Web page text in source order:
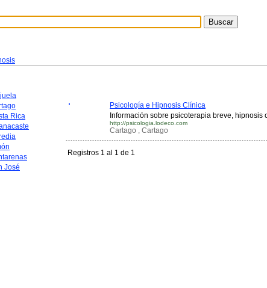
Rica
José
Psicología e Hipnosis Clínica
Información sobre psicoterapia breve, hipnosis
http://psicologia.lodeco.com
Cartago , Cartago
Registros 1 al 1 de 1